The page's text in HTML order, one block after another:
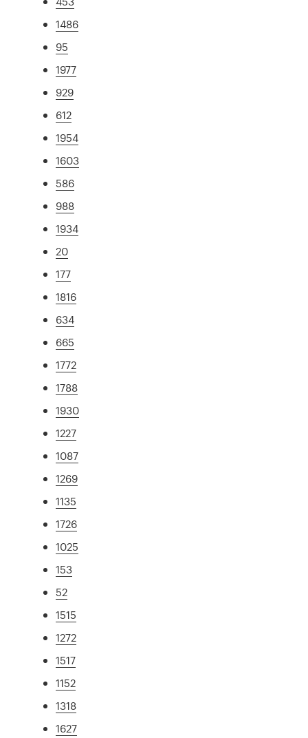
1486
95
1977
929
612
1954
1603
586
988
1934
20
177
1816
634
665
1772
1788
1930
1227
1087
1269
1135
1726
1025
153
52
1515
1272
1517
1152
1318
1627